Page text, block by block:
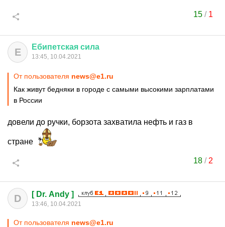
15 / 1
Е Ебипетская сила
13:45, 10.04.2021
От пользователя news@e1.ru
Как живут бедняки в городе с самыми высокими зарплатами
в России
довели до ручки, борзота захватила нефть и газ в
стране
18 / 2
D [ Dr. Andy ]
13:46, 10.04.2021
От пользователя news@e1.ru